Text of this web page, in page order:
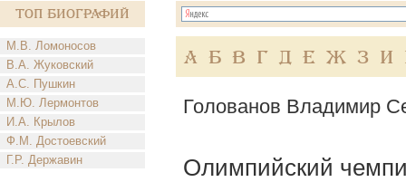
Топ Биографий
М.В. Ломоносов
В.А. Жуковский
А.С. Пушкин
М.Ю. Лермонтов
И.А. Крылов
Ф.М. Достоевский
Г.Р. Державин
А Б В Г Д Е Ж З И
Голованов Владимир
Олимпийский